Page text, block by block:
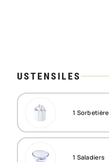
USTENSILES
1 Sorbetière
1 Saladiers